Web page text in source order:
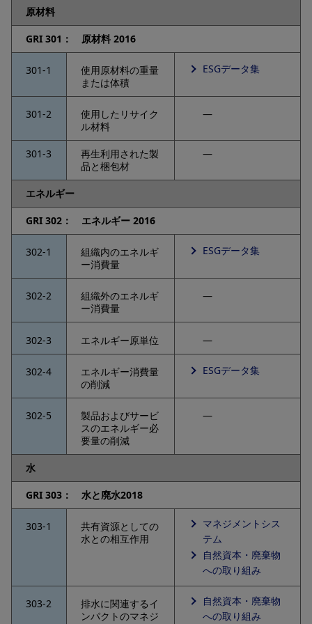
原材料
GRI 301： 原材料 2016
301-1
使用原材料の重量
または体積
ESGデータ集
301-2
使用したリサイク
ル材料
―
301-3
再生利用された製
品と梱包材
―
エネルギー
GRI 302： エネルギー 2016
302-1
組織内のエネルギ
ー消費量
ESGデータ集
302-2
組織外のエネルギ
ー消費量
―
302-3 エネルギー原単位 ―
302-4
エネルギー消費量
の削減
ESGデータ集
302-5
製品およびサービ
スのエネルギー必
要量の削減
―
水
GRI 303： 水と廃水2018
303-1
共有資源としての
水との相互作用
マネジメントシス
テム
自然資本・廃棄物
への取り組み
303-2
排水に関連するイ
ンパクトのマネジ
自然資本・廃棄物
への取り組み